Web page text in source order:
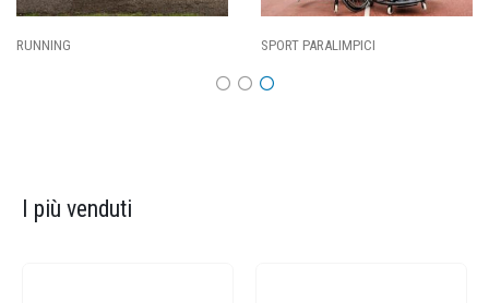
CALCIO
I più venduti